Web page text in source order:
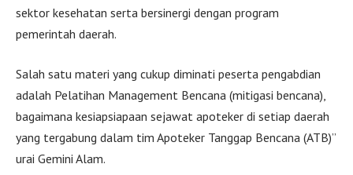
sektor kesehatan serta bersinergi dengan program
pemerintah daerah.
Salah satu materi yang cukup diminati peserta pengabdian
adalah Pelatihan Management Bencana (mitigasi bencana),
bagaimana kesiapsiapaan sejawat apoteker di setiap daerah
yang tergabung dalam tim Apoteker Tanggap Bencana (ATB)”
urai Gemini Alam.